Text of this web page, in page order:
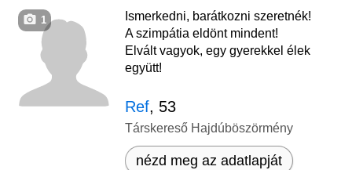
1
Ismerkedni, barátkozni szeretnék!
A szimpátia eldönt mindent!
Elvált vagyok, egy gyerekkel élek
együtt!
Ref, 53
Társkereső Hajdúböszörmény
nézd meg az adatlapját